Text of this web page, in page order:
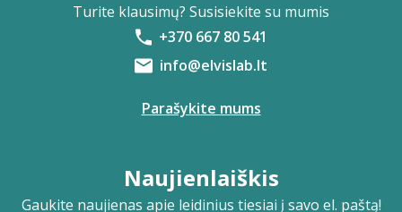
Turite klausimų? Susisiekite su mumis
+370 667 80 541
info@elvislab.lt
Parašykite mums
Naujienlaiškis
Gaukite naujienas apie leidinius tiesiai į savo el. paštą!